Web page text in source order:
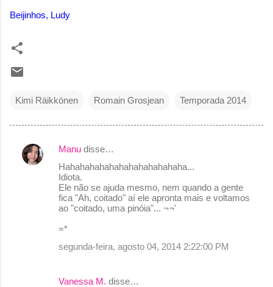
Beijinhos, Ludy
Kimi Räikkönen Romain Grosjean Temporada 2014
C
Manu disse…
Hahahahahahahahahahahahaha...
Idiota.
Ele não se ajuda mesmo, nem quando a gente
fica "Ah, coitado" aí ele apronta mais e voltamos
ao "coitado, uma pinóia"... ¬¬'
=*
segunda-feira, agosto 04, 2014 2:22:00 PM
Vanessa M. disse…